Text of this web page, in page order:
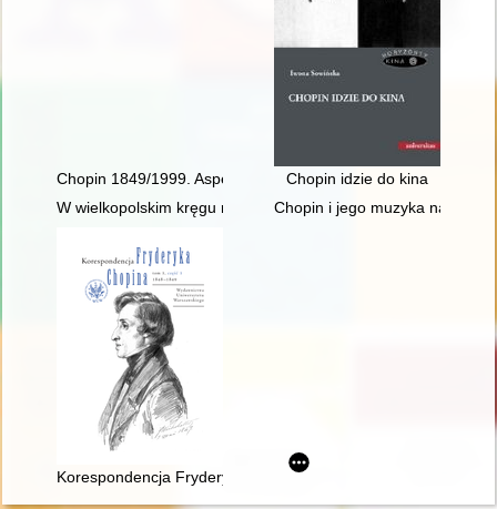
Chopin 1849/1999. Aspekte der Rezeptions- und
Chopin idzie do kina
W wielkopolskim kręgu rodziny Fryderyka Chopina
Chopin i jego muzyka na
Korespondencja Fryderyka Chopina. T. 3 cz. 3,